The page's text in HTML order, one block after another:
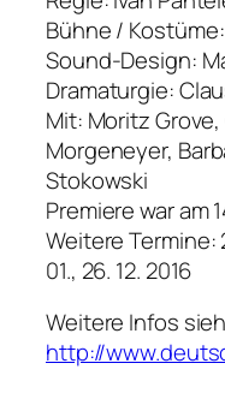
Bühne /
Sound-Design:
Dramaturgie:
Mit: Moritz
Morgeneyer,
Stokowski
Premiere war am
Weitere Termine:
01., 26. 12. 2016
Weitere Infos
http://